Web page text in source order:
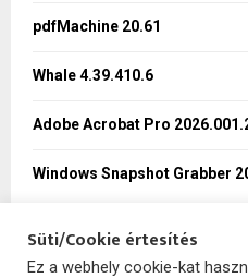
pdfMachine 20.61
Whale 4.39.410.6
Adobe Acrobat Pro
Windows Snapshot Grabber
Süti/Cookie értesítés
Ez a webhely cookie-kat